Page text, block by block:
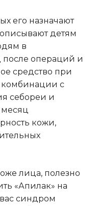
его назначают
детям
в
после операций и
средство при
комбинации с
себореи и
кожи,
лица, полезно
«Апилак» на
синдром